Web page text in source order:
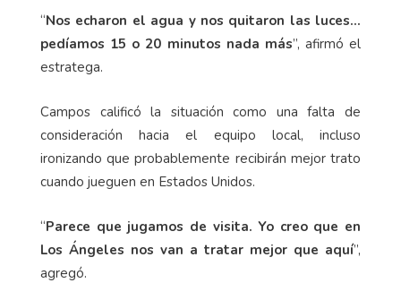
“Nos echaron el agua y nos quitaron las luces…
pedíamos 15 o 20 minutos nada más”, afirmó el
estratega.
Campos calificó la situación como una falta de
consideración hacia el equipo local, incluso
ironizando que probablemente recibirán mejor trato
cuando jueguen en Estados Unidos.
“Parece que jugamos de visita. Yo creo que en
Los Ángeles nos van a tratar mejor que aquí”,
agregó.